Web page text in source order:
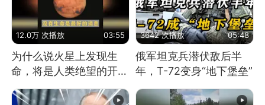
12.0万 次播放 03:55
为什么说火星上发现生
命，将是人类绝望的开
始？
3642 次播放 05:48
俄军坦克兵潜伏敌后半
年，T-72变身“地下堡垒”